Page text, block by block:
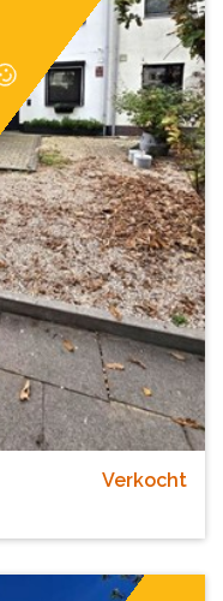
Verkocht